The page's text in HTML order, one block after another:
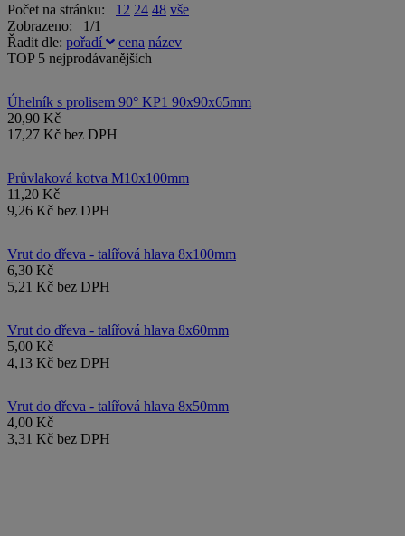
Počet na stránku: 12 24 48 vše
Zobrazeno: 1/1
Řadit dle: pořadí cena název
TOP 5 nejprodávanějších
Úhelník s prolisem 90° KP1 90x90x65mm
20,90 Kč
17,27 Kč bez DPH
Průvlaková kotva M10x100mm
11,20 Kč
9,26 Kč bez DPH
Vrut do dřeva - talířová hlava 8x100mm
6,30 Kč
5,21 Kč bez DPH
Vrut do dřeva - talířová hlava 8x60mm
5,00 Kč
4,13 Kč bez DPH
Vrut do dřeva - talířová hlava 8x50mm
4,00 Kč
3,31 Kč bez DPH